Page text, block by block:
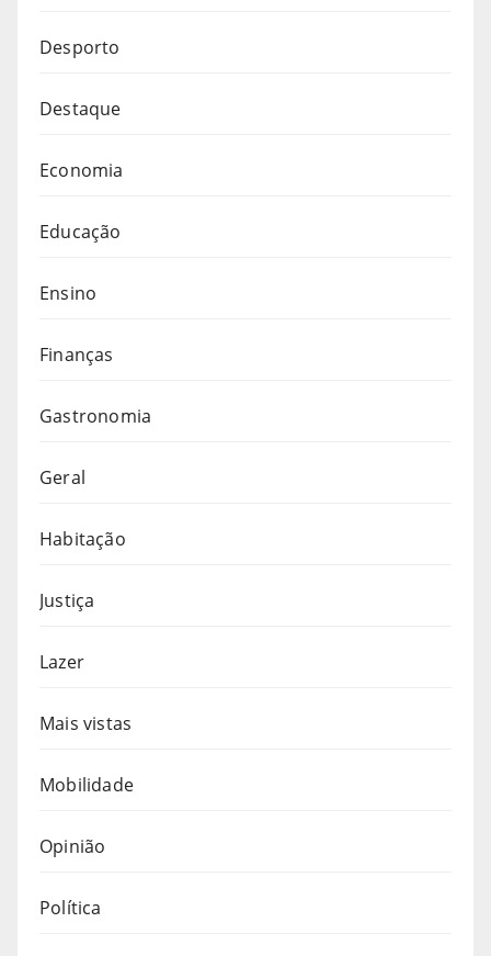
Desporto
Destaque
Economia
Educação
Ensino
Finanças
Gastronomia
Geral
Habitação
Justiça
Lazer
Mais vistas
Mobilidade
Opinião
Política